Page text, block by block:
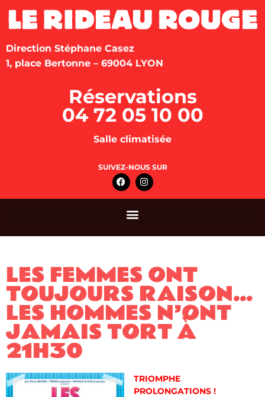
Direction Stéphane Casez
1, place Bertonne – 69004 LYON
Réservations
04 72 05 10 00
Salle climatisée
SUIVEZ-NOUS SUR
LES FEMMES ONT
TOUJOURS RAISON…
LES HOMMES N’ONT
JAMAIS TORT À
21H30
TRIOMPHE
PROLONGATIONS !